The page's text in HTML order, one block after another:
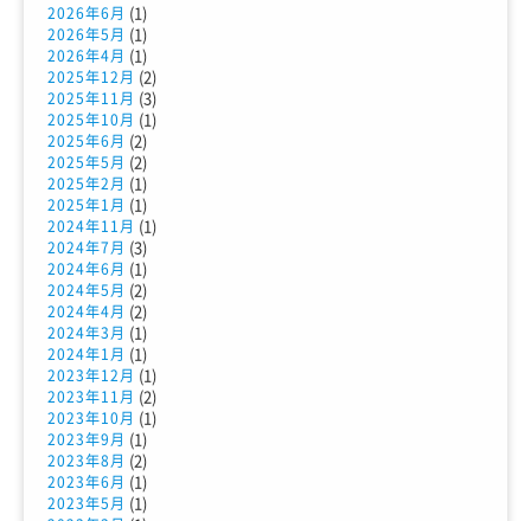
2026年6月 (1)
2026年5月 (1)
2026年4月 (1)
2025年12月 (2)
2025年11月 (3)
2025年10月 (1)
2025年6月 (2)
2025年5月 (2)
2025年2月 (1)
2025年1月 (1)
2024年11月 (1)
2024年7月 (3)
2024年6月 (1)
2024年5月 (2)
2024年4月 (2)
2024年3月 (1)
2024年1月 (1)
2023年12月 (1)
2023年11月 (2)
2023年10月 (1)
2023年9月 (1)
2023年8月 (2)
2023年6月 (1)
2023年5月 (1)